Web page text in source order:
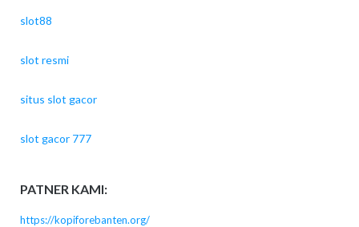
slot88
slot resmi
situs slot gacor
slot gacor 777
PATNER KAMI:
https://kopiforebanten.org/